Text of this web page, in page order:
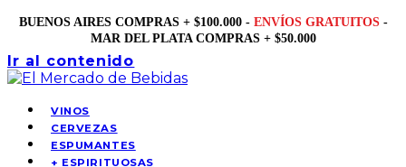
BUENOS AIRES COMPRAS + $100.000 - ENVÍOS GRATUITOS -
MAR DEL PLATA COMPRAS + $50.000
Ir al contenido
VINOS
CERVEZAS
ESPUMANTES
+ ESPIRITUOSAS